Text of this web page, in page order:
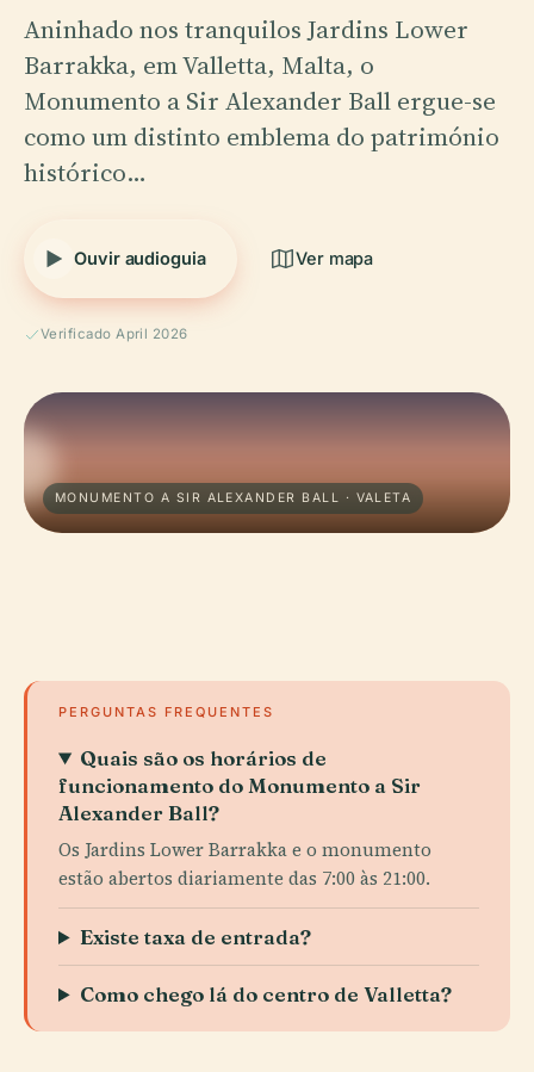
Aninhado nos tranquilos Jardins Lower
Barrakka, em Valletta, Malta, o
Monumento a Sir Alexander Ball ergue-se
como um distinto emblema do património
histórico…
Ouvir audioguia Ver mapa
Verificado April 2026
MONUMENTO A SIR ALEXANDER BALL · VALETA
PERGUNTAS FREQUENTES
Quais são os horários de
funcionamento do Monumento a Sir
Alexander Ball?
Os Jardins Lower Barrakka e o monumento
estão abertos diariamente das 7:00 às 21:00.
Existe taxa de entrada?
Como chego lá do centro de Valletta?